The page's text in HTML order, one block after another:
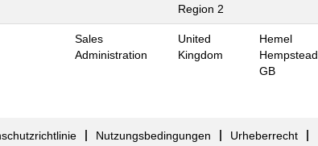
Region 2
Sales
Administration
United
Kingdom
Hemel
Hempstead,
GB
Nutzungsbedingungen
Urheberrecht